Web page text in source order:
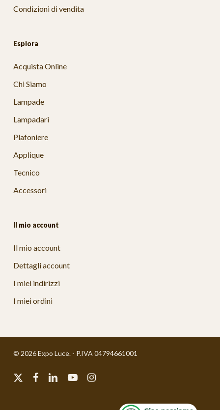
Condizioni di vendita
Esplora
Acquista Online
Chi Siamo
Lampade
Lampadari
Plafoniere
Applique
Tecnico
Accessori
Il mio account
Il mio account
Dettagli account
I miei indirizzi
I miei ordini
© 2026 Expo Luce. - P.IVA 04794661001
x-
facebooklinkedinyoutubeinstagram